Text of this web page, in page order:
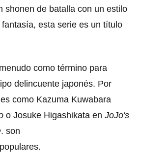
shonen de batalla con un estilo
esta serie es un título
como término para
delincuente japonés. Por
como Kazuma Kuwabara
o Josuke Higashikata en JoJo's
. son